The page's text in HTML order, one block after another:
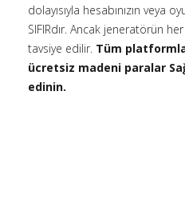
dolayısıyla hesabınızın veya
SIFIRdır. Ancak jeneratörün
tavsiye edilir. Tüm
ücretsiz madeni paralar
edinin.